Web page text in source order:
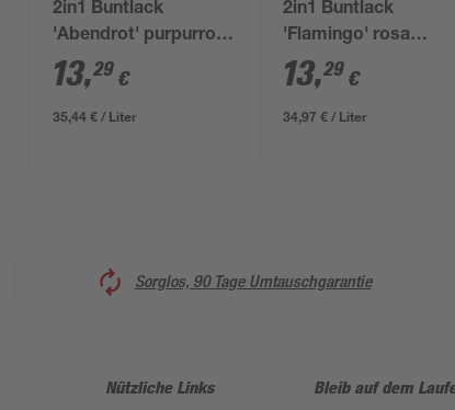
2in1 Buntlack
'Abendrot' purpurrot
glänzend 375 ml
13,29 €
35,44 € / Liter
2in1 Buntlack
'Flamingo' rosa
glänzend 375 ml
13,29 €
34,97 € / Liter
Sorglos, 90 Tage Umtauschgarantie
Nützliche Links Bleib auf dem